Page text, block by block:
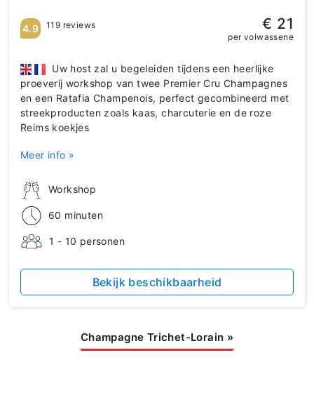
Workshop
60 minuten
1 - 10 personen
Uw host zal u begeleiden tijdens een heerlijke
proeverij workshop van twee Premier Cru Champagnes
en een Ratafia Champenois, perfect gecombineerd met
streekproducten zoals kaas, charcuterie en de roze
Reims koekjes
Meer info »
4.9 119 reviews € 21
per volwassene
Bekijk beschikbaarheid
Champagne Trichet-Lorain »